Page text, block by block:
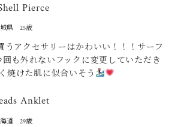
Pierce
県 25歳
うアクセサリーはかわいい！！！サーフ
回も外れないフックに変更していただき
焼けた肌に似合いそう
Anklet
道 29歳